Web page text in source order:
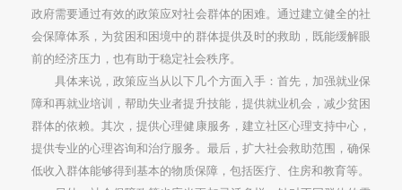
政府需要通过有效的政策应对社会群体的困难。通过建立健全的社
会保障体系，为贫困和困境中的群体提供及时的救助，既能缓解眼
前的经济压力，也有助于稳定社会秩序。
具体来说，政策应当从以下几个方面入手：首先，加强就业保
障和再就业培训，帮助失业者提升技能，提供就业机会，减少贫困
群体的依赖。其次，提供心理健康服务，建立社区心理支持中心，
提供专业的心理咨询和治疗服务。最后，扩大社会救助范围，确保
低收入群体能够得到基本的物质保障，包括医疗、住房和教育等。